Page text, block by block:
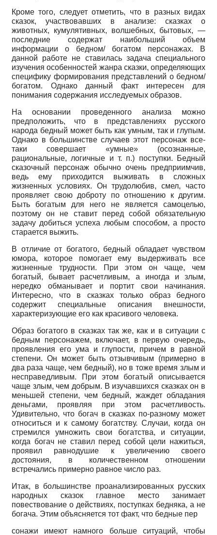
Кроме того, следует отметить, что в разных видах
сказок, участвовавших в анализе: сказках о
животных, кумулятивных, волшебных, бытовых, —
последние содержат наибольший объем
информации о бедном/ богатом персонажах. В
данной работе не ставилась задача специального
изучения особенностей жанра сказки, определяющих
специфику формирования представлений о бедном/
богатом. Однако данный факт интересен для
понимания содержания исследуемых образов.
На основании проведенного анализа можно
предположить, что в представлениях русского
народа бедный может быть как умным, так и глупым.
Однако в большинстве случаев этот персонаж все-
таки совершает «умные» (осознанные,
рациональные, логичные и т. п.) поступки. Бедный
сказочный персонаж обычно очень предприимчив,
ведь ему приходится выживать в сложных
жизненных условиях. Он трудолюбив, смел, часто
проявляет свою доброту по отношению к другим.
Быть богатым для него не является самоцелью,
поэтому он не ставит перед собой обязательную
задачу добиться успеха любым способом, а просто
старается выжить.
В отличие от богатого, бедный обладает чувством
юмора, которое помогает ему выдерживать все
жизненные трудности. При этом он чаще, чем
богатый, бывает расчетливым, а иногда и злым,
нередко обманывает и портит свои начинания.
Интересно, что в сказках только образ бедного
содержит специальные описания внешности,
характеризующие его как красивого человека.
Образ богатого в сказках так же, как и в ситуации с
бедным персонажем, включает, в первую очередь,
проявления его ума и глупости, причем в равной
степени. Он может быть отзывчивым (примерно в
два раза чаще, чем бедный), но в тоже время злым и
несправедливым. При этом богатый описывается
чаще злым, чем добрым. В изучавшихся сказках он в
меньшей степени, чем бедный, жаждет обладания
деньгами, проявляя при этом расчетливость.
Удивительно, что богач в сказках по-разному может
относиться и к самому богатству. Случаи, когда он
стремился умножить свои богатства, и ситуации,
когда богач не ставил перед собой цели нажиться,
проявил равнодушие к увеличению своего
достояния, в количественном отношении
встречались примерно равное число раз.
Итак, в большинстве проанализированных русских
народных сказок главное место занимает
повествование о действиях, поступках бедняка, а не
богача. Этим объясняется тот факт, что бедные пер
сонажи имеют намного больше ситуаций, чтобы